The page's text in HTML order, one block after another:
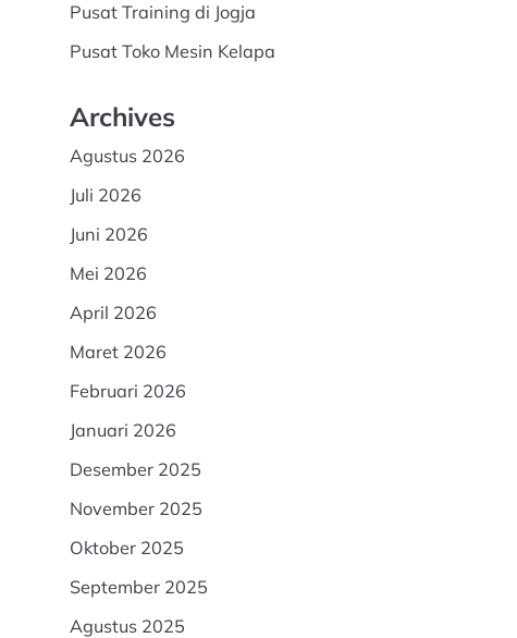
Pusat Training di Jogja
Pusat Toko Mesin Kelapa
Archives
Agustus 2026
Juli 2026
Juni 2026
Mei 2026
April 2026
Maret 2026
Februari 2026
Januari 2026
Desember 2025
November 2025
Oktober 2025
September 2025
Agustus 2025